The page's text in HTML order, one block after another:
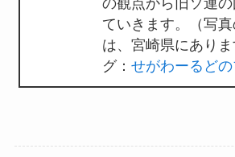
ていきます。（写
は、宮崎県にあり
グ： せがわーるど